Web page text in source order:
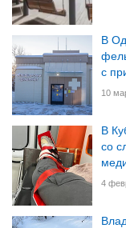
В
с
10
В
со
4